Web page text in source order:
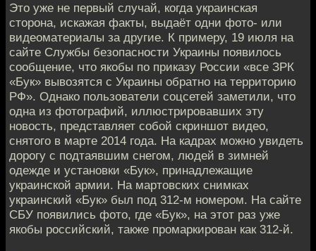
Это уже не первый случай, когда украинская
сторона, искажая факты, выдаёт одни фото- или
видеоматериалы за другие. К примеру, 19 июля на
сайте Службы безопасности Украины появилось
сообщение, что якобы по приказу России «все ЗРК
«Бук» вывозятся с Украины обратно на территорию
РФ». Однако пользователи соцсетей заметили, что
одна из фотографий, иллюстрировавших эту
новость, представляет собой скриншот видео,
снятого в марте 2014 года. На кадрах можно увидеть
дорогу с подтаявшим снегом, людей в зимней
одежде и установки «Бук», принадлежащие
украинской армии. На мартовских снимках
украинский «Бук» был под 312-м номером. На сайте
СБУ появились фото, где «Бук», на этот раз уже
якобы российский, также промаркирован как 312-й.